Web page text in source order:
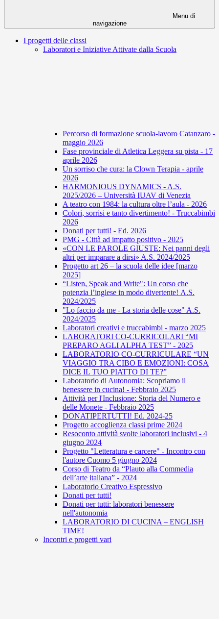
Menu di
navigazione
I progetti delle classi
Laboratori e Iniziative Attivate dalla Scuola
Percorso di formazione scuola-lavoro Catanzaro -
maggio 2026
Fase provinciale di Atletica Leggera su pista - 17
aprile 2026
Un sorriso che cura: la Clown Terapia - aprile
2026
HARMONIOUS DYNAMICS - A.S.
2025/2026 – Università IUAV di Venezia
A teatro con 1984: la cultura oltre l’aula - 2026
Colori, sorrisi e tanto divertimento! - Truccabimbi
2026
Donati per tutti! - Ed. 2026
PMG - Città ad impatto positivo - 2025
«CON LE PAROLE GIUSTE: Nei panni degli
altri per imparare a dirsi» A.S. 2024/2025
Progetto art 26 – la scuola delle idee [marzo
2025]
“Listen, Speak and Write": Un corso che
potenzia l’inglese in modo divertente! A.S.
2024/2025
"Lo faccio da me - La storia delle cose" A.S.
2024/2025
Laboratori creativi e truccabimbi - marzo 2025
LABORATORI CO-CURRICOLARI “MI
PREPARO AGLI ALPHA TEST” - 2025
LABORATORIO CO-CURRICULARE “UN
VIAGGIO TRA CIBO E EMOZIONI: COSA
DICE IL TUO PIATTO DI TE?”
Laboratorio di Autonomia: Scopriamo il
benessere in cucina! - Febbraio 2025
Attività per l'Inclusione: Storia del Numero e
delle Monete - Febbraio 2025
DONATIPERTUTTI! Ed. 2024-25
Progetto accoglienza classi prime 2024
Resoconto attività svolte laboratori inclusivi - 4
giugno 2024
Progetto "Letteratura e carcere" - Incontro con
l'autore Cuomo 5 giugno 2024
Corso di Teatro da “Plauto alla Commedia
dell’arte italiana” - 2024
Laboratorio Creativo Espressivo
Donati per tutti!
Donati per tutti: laboratori benessere
nell'autonomia
LABORATORIO DI CUCINA – ENGLISH
TIME!
Incontri e progetti vari